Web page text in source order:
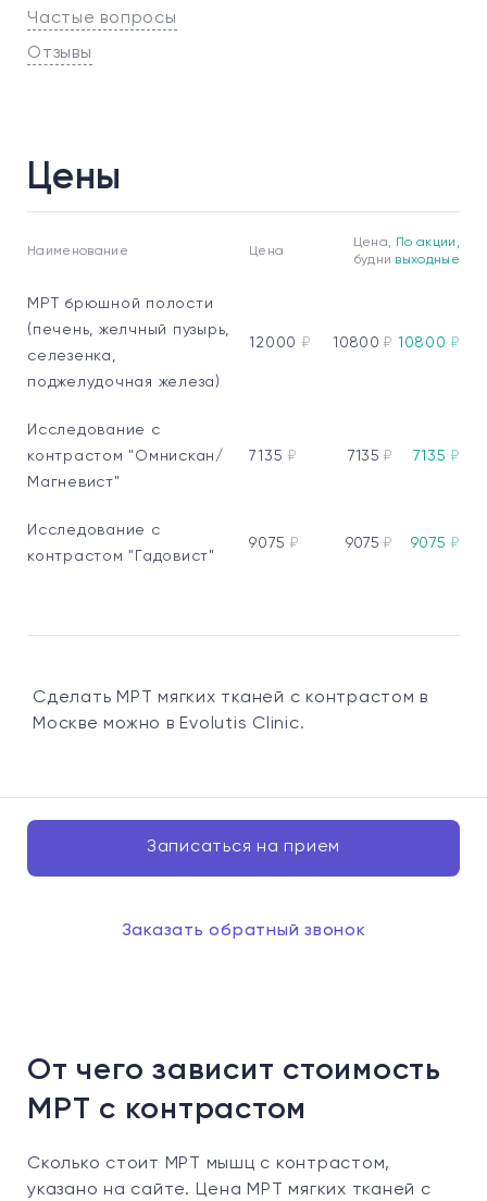
Частые вопросы
Отзывы
Цены
Наименование Цена
Цена,
будни
По акции,
выходные
МРТ брюшной полости
(печень, желчный пузырь,
селезенка,
поджелудочная железа)
12000 ₽ 10800 ₽ 10800 ₽
Исследование с
контрастом "Омнискан/
Магневист"
7135 ₽ 7135 ₽ 7135 ₽
Исследование с
контрастом "Гадовист"
9075 ₽ 9075 ₽ 9075 ₽
Сделать МРТ мягких тканей с контрастом в
Москве можно в Evolutis Clinic.
Записаться на прием
Заказать обратный звонок
От чего зависит стоимость
МРТ с контрастом
Сколько стоит МРТ мышц с контрастом,
указано на сайте. Цена МРТ мягких тканей с